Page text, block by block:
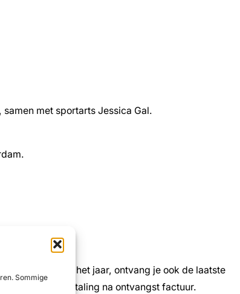
Sommige
met sportarts Jessica Gal.
in de loop van het jaar, ontvang je ook de laatste
€ 38,00 bij betaling na ontvangst factuur.